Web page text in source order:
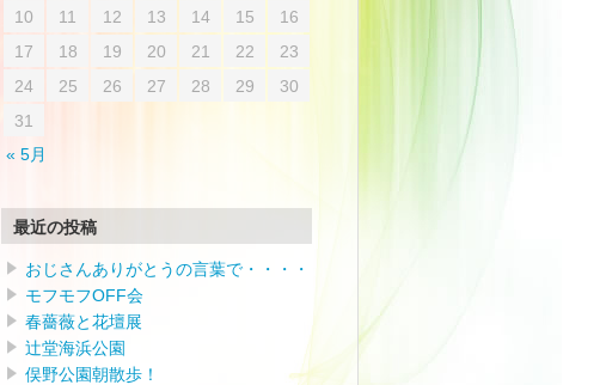
« 5月
10
11 12 13 14 15
16
17
18 19 20 21 22
23
24
25 26 27 28 29
30
31
最近の投稿
おじさんありがとうの言葉で・・・・
モフモフOFF会
春薔薇と花壇展
辻堂海浜公園
俣野公園朝散歩！